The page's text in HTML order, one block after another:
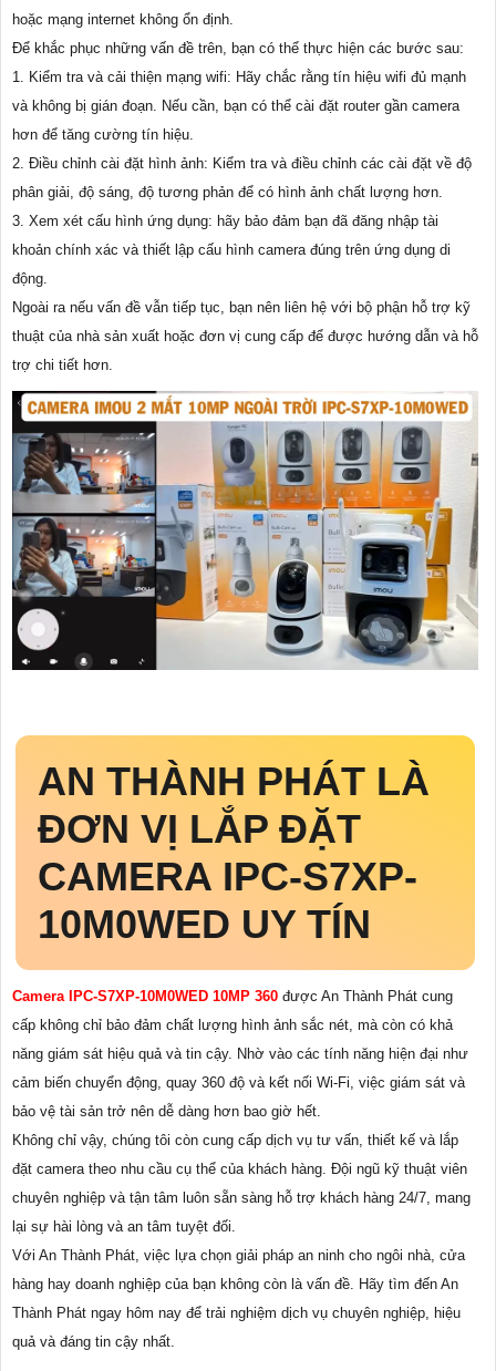
hoặc mạng internet không ổn định.
Để khắc phục những vấn đề trên, bạn có thể thực hiện các bước sau:
1. Kiểm tra và cải thiện mạng wifi: Hãy chắc rằng tín hiệu wifi đủ mạnh
và không bị gián đoạn. Nếu cần, bạn có thể cài đặt router gần camera
hơn để tăng cường tín hiệu.
2. Điều chỉnh cài đặt hình ảnh: Kiểm tra và điều chỉnh các cài đặt về độ
phân giải, độ sáng, độ tương phản để có hình ảnh chất lượng hơn.
3. Xem xét cấu hình ứng dụng: hãy bảo đảm bạn đã đăng nhập tài
khoản chính xác và thiết lập cấu hình camera đúng trên ứng dụng di
động.
Ngoài ra nếu vấn đề vẫn tiếp tục, bạn nên liên hệ với bộ phận hỗ trợ kỹ
thuật của nhà sản xuất hoặc đơn vị cung cấp để được hướng dẫn và hỗ
trợ chi tiết hơn.
AN THÀNH PHÁT LÀ
ĐƠN VỊ LẮP ĐẶT
CAMERA IPC-S7XP-
10M0WED UY TÍN
Camera IPC-S7XP-10M0WED 10MP 360 được An Thành Phát cung
cấp không chỉ bảo đảm chất lượng hình ảnh sắc nét, mà còn có khả
năng giám sát hiệu quả và tin cậy. Nhờ vào các tính năng hiện đại như
cảm biến chuyển động, quay 360 độ và kết nối Wi-Fi, việc giám sát và
bảo vệ tài sản trở nên dễ dàng hơn bao giờ hết.
Không chỉ vậy, chúng tôi còn cung cấp dịch vụ tư vấn, thiết kế và lắp
đặt camera theo nhu cầu cụ thể của khách hàng. Đội ngũ kỹ thuật viên
chuyên nghiệp và tận tâm luôn sẵn sàng hỗ trợ khách hàng 24/7, mang
lại sự hài lòng và an tâm tuyệt đối.
Với An Thành Phát, việc lựa chọn giải pháp an ninh cho ngôi nhà, cửa
hàng hay doanh nghiệp của bạn không còn là vấn đề. Hãy tìm đến An
Thành Phát ngay hôm nay để trải nghiệm dịch vụ chuyên nghiệp, hiệu
quả và đáng tin cậy nhất.